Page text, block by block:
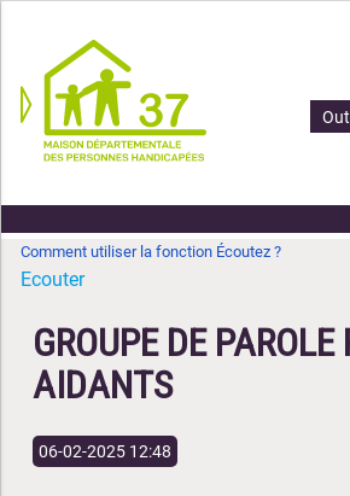
Comment utiliser la fonction Écoutez ?
Ecouter
GROUPE DE PAROLE
AIDANTS
06-02-2025 12:48